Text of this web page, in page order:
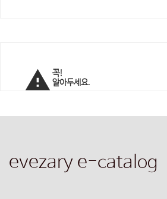
report_problem 꼭!
알아두세요.
evezary e-catalog